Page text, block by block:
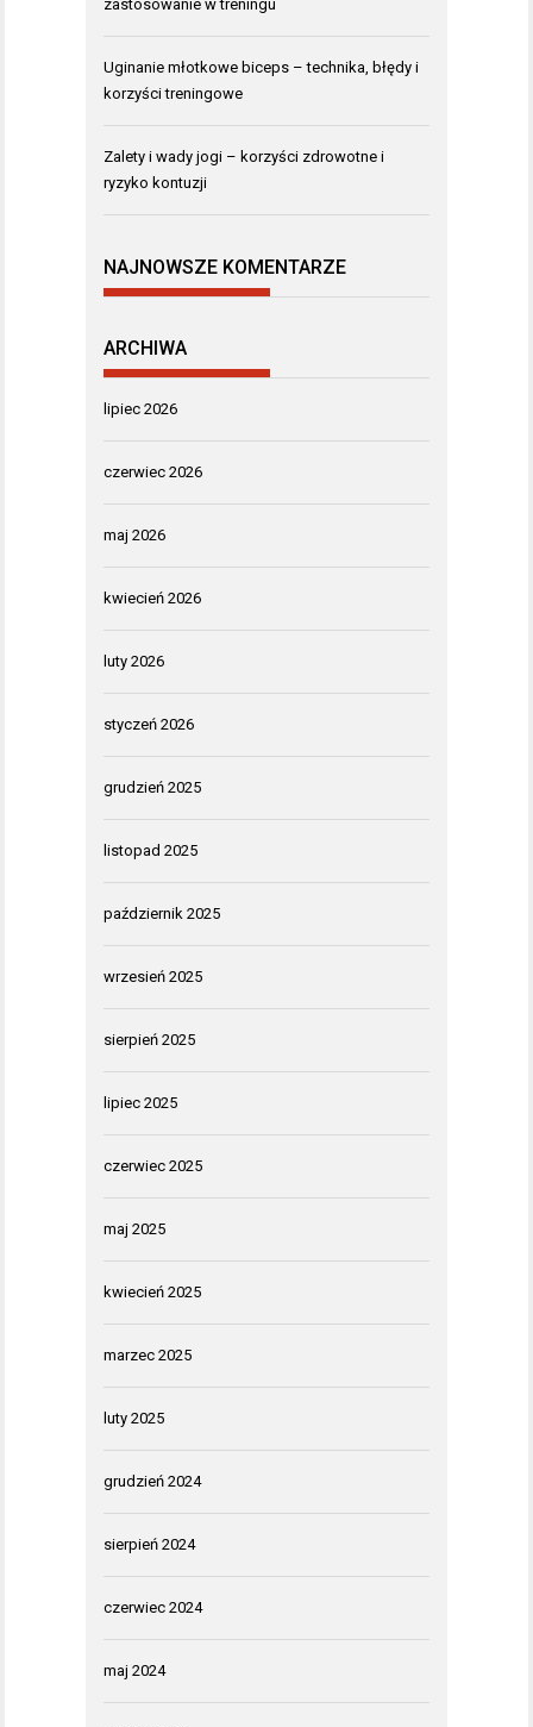
zastosowanie w treningu
Uginanie młotkowe biceps – technika, błędy i
korzyści treningowe
Zalety i wady jogi – korzyści zdrowotne i
ryzyko kontuzji
NAJNOWSZE KOMENTARZE
ARCHIWA
lipiec 2026
czerwiec 2026
maj 2026
kwiecień 2026
luty 2026
styczeń 2026
grudzień 2025
listopad 2025
październik 2025
wrzesień 2025
sierpień 2025
lipiec 2025
czerwiec 2025
maj 2025
kwiecień 2025
marzec 2025
luty 2025
grudzień 2024
sierpień 2024
czerwiec 2024
maj 2024